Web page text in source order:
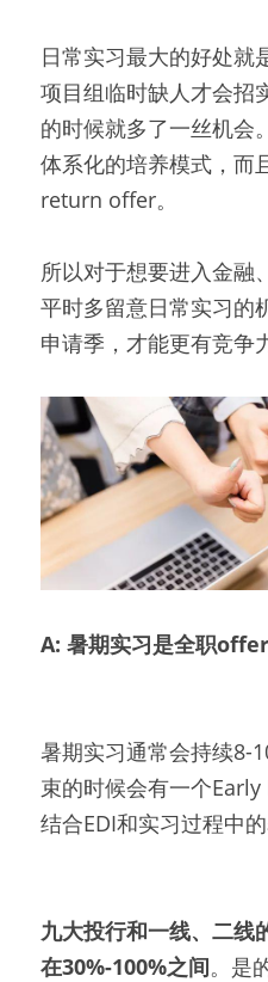
日常实习最大的好处就
项目组临时缺人才会招
的时候就多了一丝机会
体系化的培养模式，而
return offer。
所以对于想要进入金融
平时多留意日常实习的
申请季，才能更有竞争
A: 暑期实习是全职
暑期实习通常会持续8-
束的时候会有一个
结合EDI和实习过程中
九大投行和一线、二线
在30%-100%之间。是